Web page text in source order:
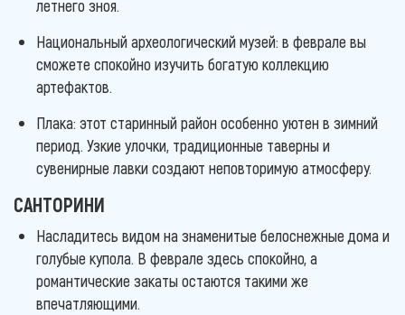
летнего зноя.
Национальный археологический музей: в феврале вы
сможете спокойно изучить богатую коллекцию
артефактов.
Плака: этот старинный район особенно уютен в зимний
период. Узкие улочки, традиционные таверны и
сувенирные лавки создают неповторимую атмосферу.
САНТОРИНИ
Насладитесь видом на знаменитые белоснежные дома и
голубые купола. В феврале здесь спокойно, а
романтические закаты остаются такими же
впечатляющими.